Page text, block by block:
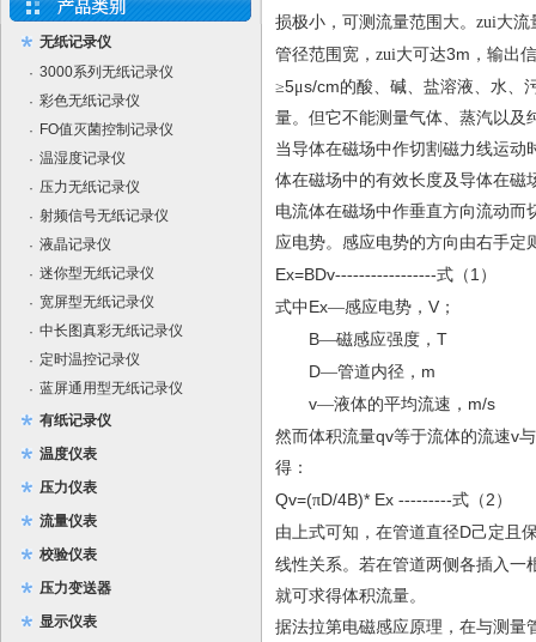
无纸记录仪
· 3000系列无纸记录仪
· 彩色无纸记录仪
· FO值灭菌控制记录仪
· 温湿度记录仪
· 压力无纸记录仪
· 射频信号无纸记录仪
· 液晶记录仪
· 迷你型无纸记录仪
· 宽屏型无纸记录仪
· 中长图真彩无纸记录仪
· 定时温控记录仪
· 蓝屏通用型无纸记录仪
有纸记录仪
温度仪表
压力仪表
流量仪表
校验仪表
压力变送器
显示仪表
损极小，可测流量范围大。zui大
管径范围宽，zui大可达3m ，输出
≥5μs/cm的酸、碱、盐溶液、水、
量。但它不能测量气体、蒸汽以及
当导体在磁场中作切割磁力线运动
体在磁场中的有效长度及导体在磁
电流体在磁场中作垂直方向流动而
应电势。感应电势的方向由右手定
Ex=BDv-----------------式（ 1 ）
式中 Ex—感应电势， V ；
B—磁感应强度， T
D—管道内径， m
v—液体的平均流速， m/s
然而体积流量qv等于流体的流速v
得：
Qv=(πD/4B)* Ex ---------式（ 2 ）
由上式可知，在管道直径D己定且
线性关系。若在管道两侧各插入一
就可求得体积流量。
据法拉第电磁感应原理，在与测量